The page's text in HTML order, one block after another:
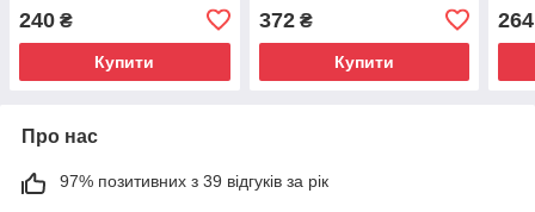
240 ₴
Купити
372₴
Купити
264
Про нас
97% позитивних з 39 відгуків за рік